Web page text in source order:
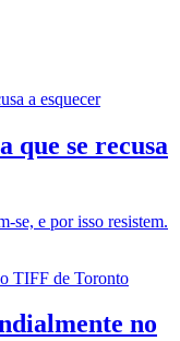
que se recusa
se, e por isso resistem.
no